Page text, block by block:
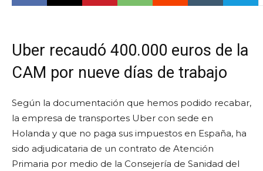
Uber recaudó 400.000 euros de la
CAM por nueve días de trabajo
Según la documentación que hemos podido recabar,
la empresa de transportes Uber con sede en
Holanda y que no paga sus impuestos en España, ha
sido adjudicataria de un contrato de Atención
Primaria por medio de la Consejería de Sanidad del